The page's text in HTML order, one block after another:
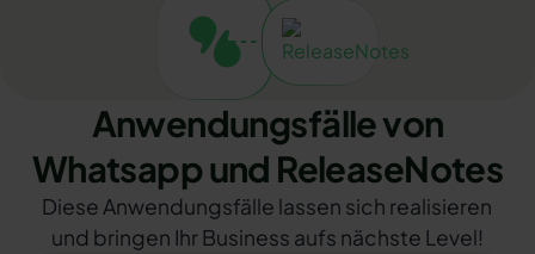
Anwendungsfälle von
Whatsapp und ReleaseNotes
Diese Anwendungsfälle lassen sich realisieren
und bringen Ihr Business aufs nächste Level!